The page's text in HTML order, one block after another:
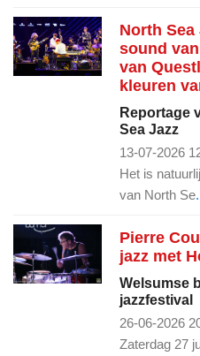
North
sound
van
kleuren
Reportage
Sea Jazz
13-07-2026
Het is
van North Se
Pierre
jazz met
Welsumse
jazzfestival
26-06-2026
Zaterdag 27